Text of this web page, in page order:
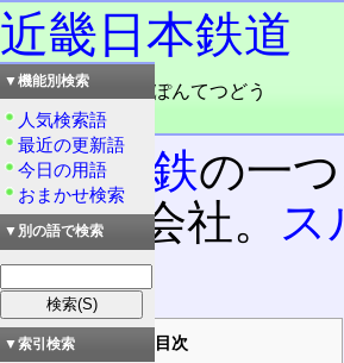
近畿日本鉄道
読み：きんきにっぽんてつどう
品詞：会社名
大手私鉄の一
つ鉄道会社。
ス
いる。
目次
▼機能別検索
人気検索語
最近の更新語
今日の用語
おまかせ検索
▼別の語で検索
▼索引検索